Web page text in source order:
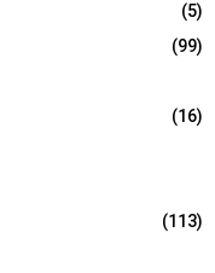
(5)
(99)
(16)
(113)